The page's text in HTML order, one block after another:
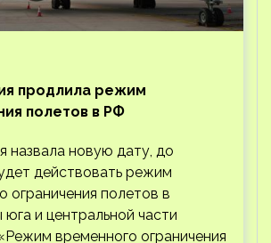
продлила режим
полетов в РФ
назвала новую дату, до
действовать режим
ограничения полетов в
и центральной части
временного ограничения